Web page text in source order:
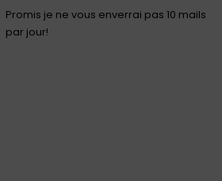
Promis je ne vous enverrai pas 10 mails
par jour!